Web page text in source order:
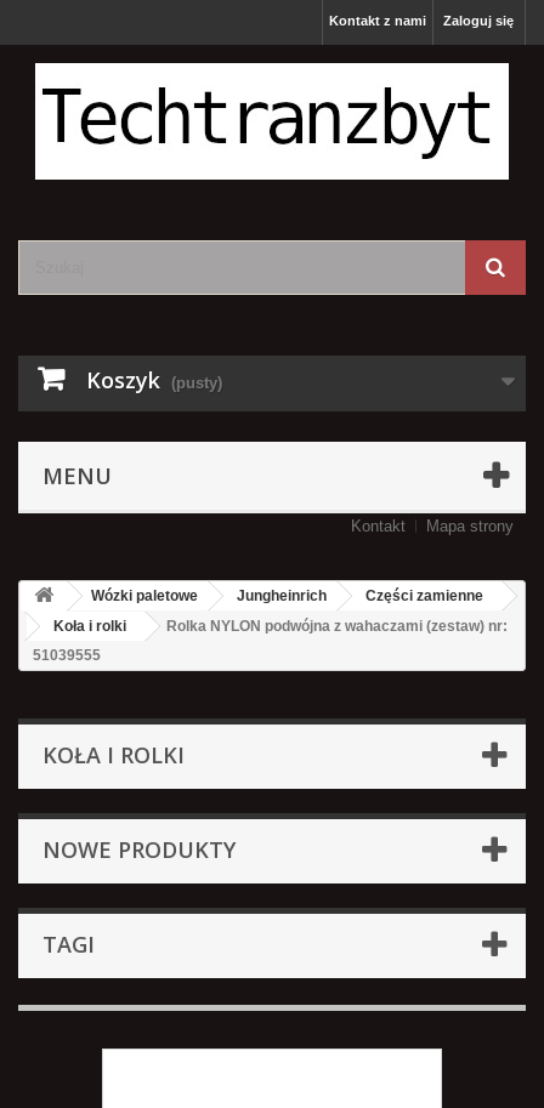
Zaloguj się
Kontakt z nami
Koszyk (pusty)
MENU
Kontakt Mapa strony
Wózki paletowe Jungheinrich
Części zamienne
Koła i rolki
Rolka NYLON podwójna z wahaczami (zestaw) nr:
51039555
KOŁA I ROLKI
NOWE PRODUKTY
TAGI